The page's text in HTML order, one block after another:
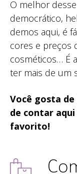
O melhor
democrático,
demos aqui, é
cores e preços
cosméticos… É
ter mais de um
Você gosta
de contar
favorito!